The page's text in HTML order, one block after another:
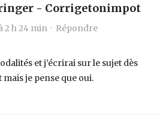
- Corrigetonimpot
2 h 24 min · Répondre
et j’écrirai sur le sujet dès
mais je pense que oui.